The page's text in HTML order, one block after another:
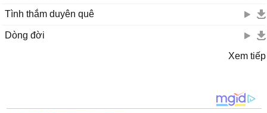
Tình thắm duyên quê
Dòng đời
Xem tiếp